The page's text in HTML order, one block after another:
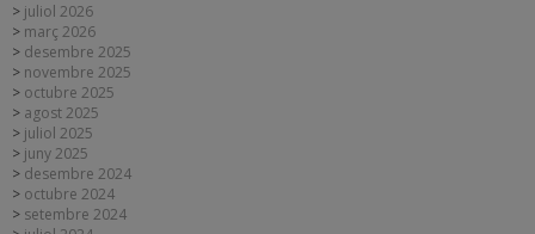
juliol 2026
març 2026
desembre 2025
novembre 2025
octubre 2025
agost 2025
juliol 2025
juny 2025
desembre 2024
octubre 2024
setembre 2024